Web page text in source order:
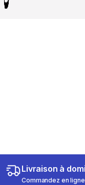
Livraison à
Commandez en